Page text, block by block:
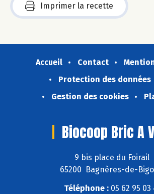
Imprimer la recette
Accueil Contact
Protection des données
Gestion des cookies
Biocoop Bric A
9 bis place du Foirail
65200 Bagnères-de-
Téléphone : 05 62 95 03